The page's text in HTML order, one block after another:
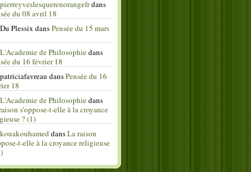
pierreyveslesquerenorangefrdans
du 08 avril 18
Du Plessix dansPensée du 15 mars
L'Academie de Philosophiedans
du 16 février 18
patriciafavreau dansPensée du 16
18
L'Academie de Philosophiedans
s’oppose-t-elle à la croyance
? (1)
kouakouhamed dansLa raison
t-elle à la croyance religieuse